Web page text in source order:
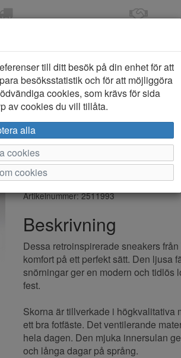
ÖPPET KÖP I 14
Tommy Hilfiger
Sneaker Dam
Varumärke: Tommy Hilfiger
Artikelnummer: 2511993
Beskrivning
Dessa retroinspirerade sneakers
komfort på ett perfekt sätt. Den ljusa
snörningar ger en modern och tidlös
fest.
Skorna är tillverkade i högkvalitativa
ett bra fotfäste. Det ventilerande
hela dagen. Den mjuka innersulan
och långa dagar på språng.
till ditt besök på din enhet för att
besöksstatistik och för att möjliggöra
cookies, som krävs för sida
av cookies du vill tillåta.
alla
cookies
cookies